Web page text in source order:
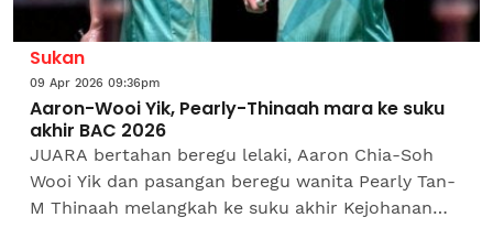
Sukan
09 Apr 2026 09:36pm
Aaron-Wooi Yik, Pearly-Thinaah mara ke suku
akhir BAC 2026
JUARA bertahan beregu lelaki, Aaron Chia-Soh
Wooi Yik dan pasangan beregu wanita Pearly Tan-
M Thinaah melangkah ke suku akhir Kejohanan